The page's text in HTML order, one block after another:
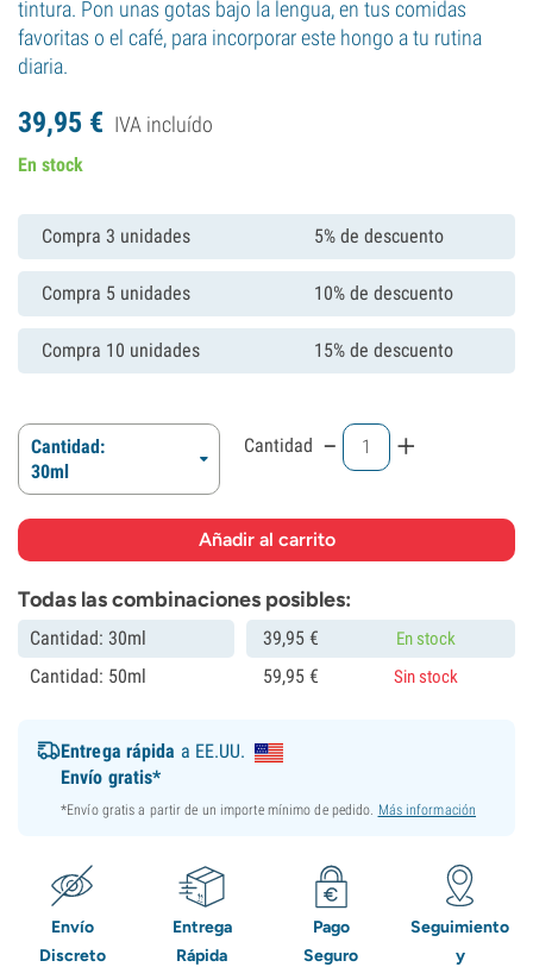
tintura. Pon unas gotas bajo la lengua, en tus comidas
favoritas o el café, para incorporar este hongo a tu rutina
diaria.
39,95 € IVA incluído
En stock
Compra 3 unidades 5% de descuento
Compra 5 unidades 10% de descuento
Compra 10 unidades 15% de descuento
Cantidad:
30ml
Cantidad - +
Todas las combinaciones posibles:
Cantidad: 30ml 39,95 € En stock
Cantidad: 50ml 59,95 € Sin stock
Entrega rápida a EE.UU.
Envío gratis*
*Envío gratis a partir de un importe mínimo de pedido. Más información
Envío
Discreto
Entrega
Rápida
Pago
Seguro
Seguimiento
y